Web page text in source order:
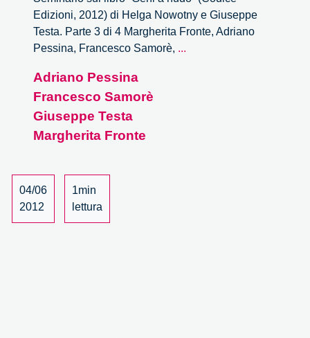
Edizioni, 2012) di Helga Nowotny e Giuseppe
Testa. Parte 3 di 4 Margherita Fronte, Adriano
Pessina, Francesco Samorè, ...
Adriano Pessina
Francesco Samorè
Giuseppe Testa
Margherita Fronte
04/06
2012
1min
lettura